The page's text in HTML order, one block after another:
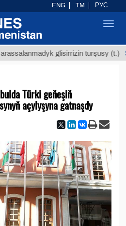
glisirrizin turşusy (t.)
Türki geňeşiň
açylyşyna gatnaşdy
ENG TM РУС